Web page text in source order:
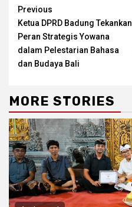
Continue
Reading
Previous
Ketua DPRD Badung Tekankan
Peran Strategis Yowana
dalam Pelestarian Bahasa
dan Budaya Bali
MORE STORIES